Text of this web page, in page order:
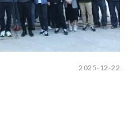
2025-12-22